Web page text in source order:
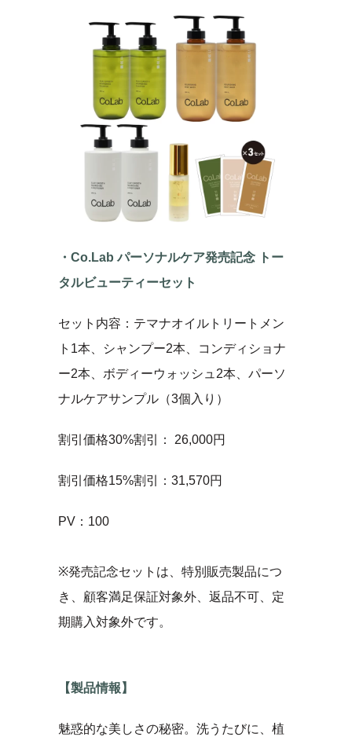
・Co.Lab パーソナルケア発売記念 トー
タルビューティーセット
セット内容：テマナオイルトリートメン
ト1本、シャンプー2本、コンディショナ
ー2本、ボディーウォッシュ2本、パーソ
ナルケアサンプル（3個入り）
割引価格30%割引： 26,000円
割引価格15%割引：31,570円
PV：100
※発売記念セットは、特別販売製品につ
き、顧客満足保証対象外、返品不可、定
期購入対象外です。
【製品情報】
魅惑的な美しさの秘密。洗うたびに、植